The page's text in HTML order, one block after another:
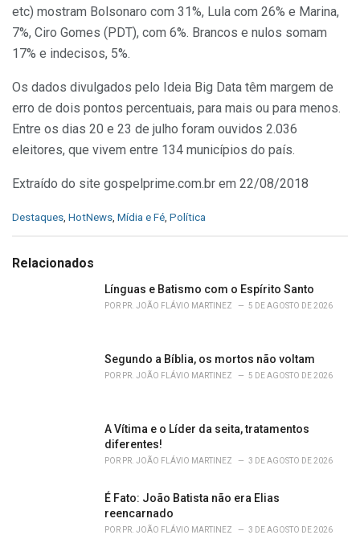
etc) mostram Bolsonaro com 31%, Lula com 26% e Marina,
7%, Ciro Gomes (PDT), com 6%. Brancos e nulos somam
17% e indecisos, 5%.
Os dados divulgados pelo Ideia Big Data têm margem de
erro de dois pontos percentuais, para mais ou para menos.
Entre os dias 20 e 23 de julho foram ouvidos 2.036
eleitores, que vivem entre 134 municípios do país.
Extraído do site gospelprime.com.br em 22/08/2018
C
e
Destaques, HotNews, Mídia e Fé, Política
Relacionados
Línguas e Batismo com o Espírito Santo
POR PR. JOÃO FLÁVIO MARTINEZ 5 DE AGOSTO DE 2026
Segundo a Bíblia, os mortos não voltam
POR PR. JOÃO FLÁVIO MARTINEZ 5 DE AGOSTO DE 2026
A Vítima e o Líder da seita, tratamentos
diferentes!
POR PR. JOÃO FLÁVIO MARTINEZ 3 DE AGOSTO DE 2026
É Fato: João Batista não era Elias
reencarnado
POR PR. JOÃO FLÁVIO MARTINEZ 3 DE AGOSTO DE 2026